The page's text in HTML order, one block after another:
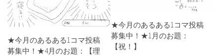
★今月のあるある1コマ投稿
募集中！★4月のお題：【理
★今月のあるある1コマ投稿
募集中！★1月のお題：
【祝！】